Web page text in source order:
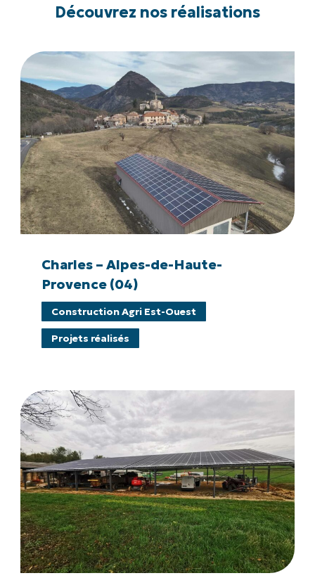
Découvrez nos réalisations
Charles
–
Alpes-
de-
Haute-
Provence
(04)
Alpes-
Haute-
Provence
Construction Agri Est-Ouest
Projets réalisés
Charles – Alpes-de-Haute-
Provence (04)
Sébastien
–
Yonne
(89)